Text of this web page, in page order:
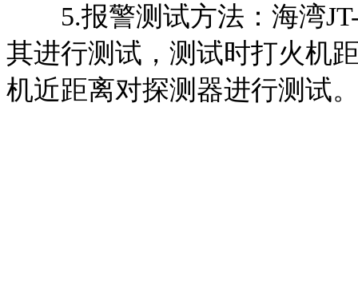
5.报警测试方法：海湾JT-
其进行测试，测试时打火机
机近距离对探测器进行测试